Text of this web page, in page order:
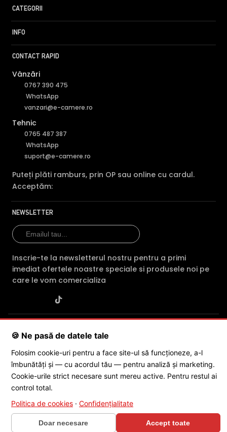
CATEGORII
INFO
CONTACT RAPID
Vânzări
0767 390 475
WhatsApp
vanzari@e-camere.ro
Tehnic
0765 487 387
WhatsApp
suport@e-camere.ro
Puteți plăti ramburs, prin OP sau online cu cardul.
Acceptăm:
NEWSLETTER
Inscrie-te la newsletterul nostru pentru a primi
imediat ofertele noastre speciale si produsele noi pe
care le vom comercializa
J2015001227161· Capital social: 200 RON · Sediu: Str. Petrache
© 2026 SC POLITES ONLINE SRL
🍪 Ne pasă de datele tale
Folosim cookie-uri pentru a face site-ul să funcționeze, a-l
îmbunătăți și — cu acordul tău — pentru analiză și marketing.
Cookie-urile strict necesare sunt mereu active. Pentru restul ai
control total.
Politica de cookies · Confidențialitate
Doar necesare Accept toate